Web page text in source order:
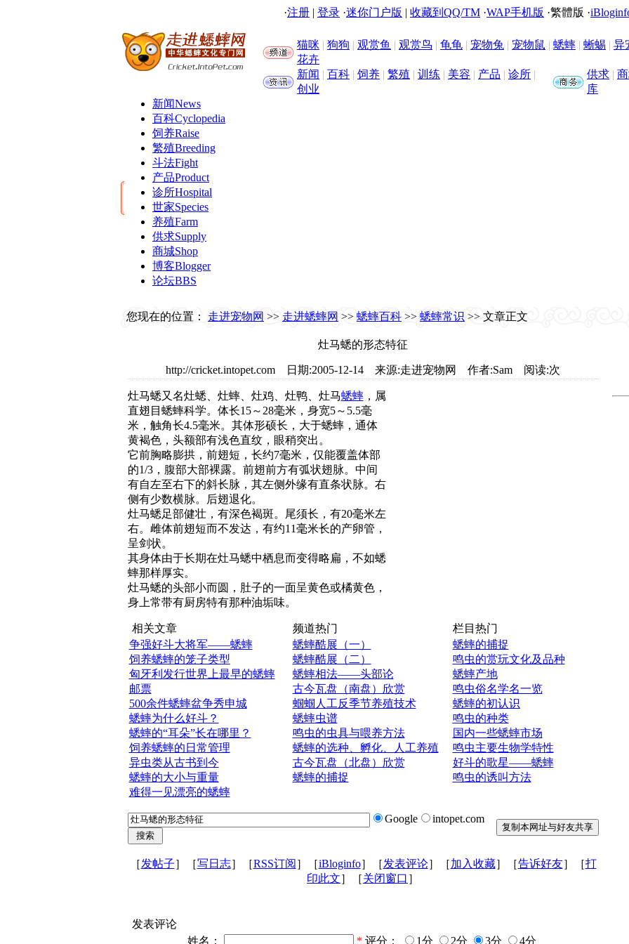
·注册 | 登录 ·迷你门户版 | 收藏到QQ/TM ·WAP手机版 ·繁體版 ·
猫咪 | 狗狗 | 观赏鱼 | 观赏鸟 | 龟龟 | 宠物兔 | 宠物鼠 | 蟋蟀 | 蜥蜴 | 异
花卉
新闻 | 百科 | 饲养 | 繁殖 | 训练 | 美容 | 产品 | 诊所 |
创业
供求 |
库
新闻News
百科Cyclopedia
饲养Raise
繁殖Breeding
斗法Fight
产品Product
诊所Hospital
世家Species
养殖Farm
供求Supply
商城Shop
博客Blogger
论坛BBS
您现在的位置： 走进宠物网 >> 走进蟋蟀网 >> 蟋蟀百科 >> 蟋蟀常识 >> 文章正文
灶马蟋的形态特征
http://cricket.intopet.com 日期:2005-12-14 来源:走进宠物网 作者:Sam 阅读:次
灶马蟋又名灶蟋、灶蟀、灶鸡、灶鸭、灶马蟋蟀，属
直翅目蟋蟀科学。体长15～28毫米，身宽5～5.5毫
米，触角长4.5毫米。其体形硕长，大于蟋蟀，通体
黄褐色，头额部有浅色直纹，眼稍突出。
它前胸略膨拱，前翅短，长约7毫米，仅能覆盖体部
的1/3，腹部大部裸露。前翅前方有弧状翅脉。中间
有自左至右下的斜长脉，其左侧外缘有直条状脉。右
侧有少数横脉。后翅退化。
灶马蟋足部健壮，有深色褐斑。尾须长，有20毫米左
右。雌体前翅短而不发达，有约11毫米长的产卵管，
呈剑状。
其身体由于长期在灶马蟋中栖息而变得略扁，不如蟋
蟀那样厚实。
灶马蟋的头部小而圆，肚子的一面呈黄色或橘黄色，
身上常带有厨房特有那种油垢味。
相关文章
争强好斗大将军——蟋蟀
饲养蟋蟀的笼子类型
匈牙利发行世界上最早的蟋蟀
邮票
500余件蟋蟀盆争秀申城
蟋蟀为什么好斗？
蟋蟀的“耳朵”长在哪里？
饲养蟋蟀的日常管理
异虫类从古书到今
蟋蟀的大小与重量
难得一见漂亮的蟋蟀
频道热门
蟋蟀酷展（一）
蟋蟀酷展（二）
蟋蟀相法——头部论
古今瓦盘（南盘）欣赏
蝈蝈人工反季节养殖技术
蟋蟀虫谱
鸣虫的虫具与喂养方法
蟋蟀的选种、孵化、人工养殖
古今瓦盘（北盘）欣赏
蟋蟀的捕捉
栏目热门
蟋蟀的捕捉
鸣虫的赏玩文化及品种
蟋蟀产地
鸣虫俗名学名一览
蟋蟀的初认识
鸣虫的种类
国内一些蟋蟀市场
鸣虫主要生物学特性
好斗的歌星——蟋蟀
鸣虫的诱叫方法
Google intopet.com
［发帖子］［写日志］［RSS订阅 ］［iBloginfo］［发表评论］［加入收藏］［告诉好友］［打
印此文］［关闭窗口 ］
发表评论
姓名：
* 评分： 1分 2分 3分 4分